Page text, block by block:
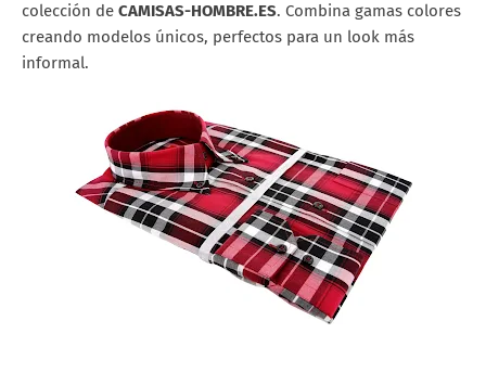
colección de CAMISAS-HOMBRE.ES. Combina gamas colores
creando modelos únicos, perfectos para un look más
informal.